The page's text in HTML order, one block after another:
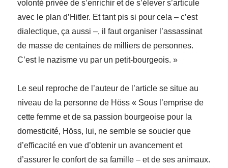
volonté privée de s’enrichir et de s’élever s’articule
avec le plan d’Hitler. Et tant pis si pour cela – c’est
dialectique, ça aussi –, il faut organiser l’assassinat
de masse de centaines de milliers de personnes.
C’est le nazisme vu par un petit-bourgeois. »
Le seul reproche de l’auteur de l’article se situe au
niveau de la personne de Höss « Sous l’emprise de
cette femme et de sa passion bourgeoise pour la
domesticité, Höss, lui, ne semble se soucier que
d’efficacité en vue d’obtenir un avancement et
d’assurer le confort de sa famille – et de ses animaux.